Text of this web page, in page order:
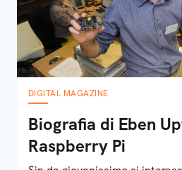
DIGITAL MAGAZINE
Biografia di Eben
Raspberry Pi